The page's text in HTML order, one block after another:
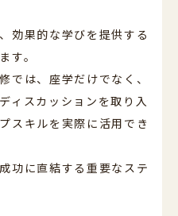
効果的な学びを提供する
す。
では、座学だけでなく、
ィスカッションを取り入
スキルを実際に活用でき
功に直結する重要なステ